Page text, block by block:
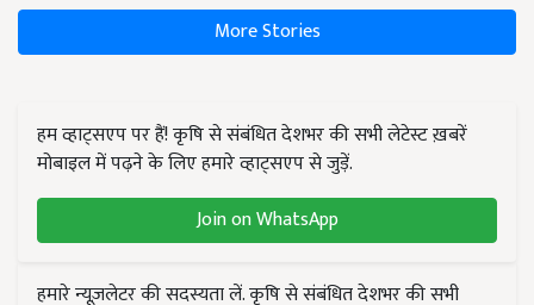
More Stories
हम व्हाट्सएप पर हैं! कृषि से संबंधित देशभर की सभी लेटेस्ट ख़बरें
मोबाइल में पढ़ने के लिए हमारे व्हाट्सएप से जुड़ें.
Join on WhatsApp
हमारे न्यूज़लेटर की सदस्यता लें. कृषि से संबंधित देशभर की सभी